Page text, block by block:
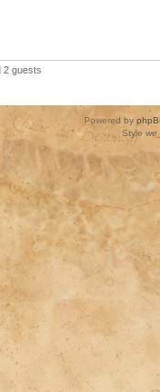
2 guests
Powered by
Style